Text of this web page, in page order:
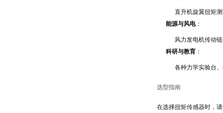
直升机旋翼扭矩
能源与风电：
风力发电机传动
科研与教育 ：
各种力学实验台
选型指南
在选择扭矩传感器时，